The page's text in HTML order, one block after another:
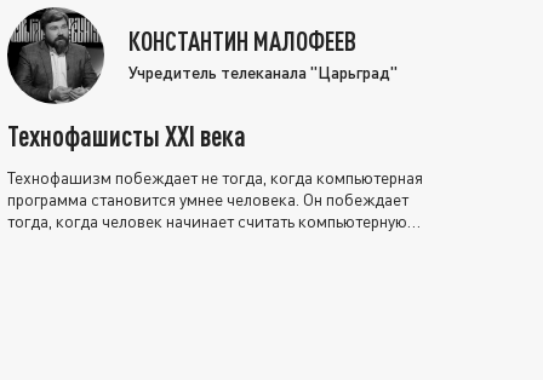
КОНСТАНТИН МАЛОФЕЕВ
Учредитель телеканала "Царьград"
Технофашисты XXI века
Технофашизм побеждает не тогда, когда компьютерная
программа становится умнее человека. Он побеждает
тогда, когда человек начинает считать компьютерную